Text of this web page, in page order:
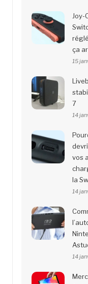
Joy-
ça
15
7
14
vos
la
14
14